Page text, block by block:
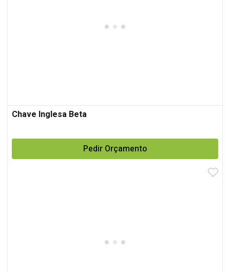
Chave Inglesa Beta
Pedir Orçamento